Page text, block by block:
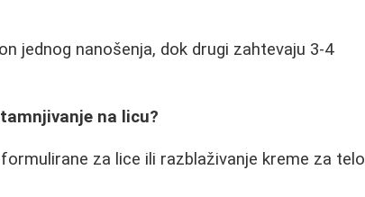
jednog nanošenja, dok drugi zahtevaju 3-4
na licu?
za lice ili razblaživanje kreme za telo